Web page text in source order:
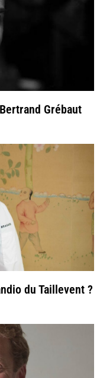
Grébaut
du Taillevent ?